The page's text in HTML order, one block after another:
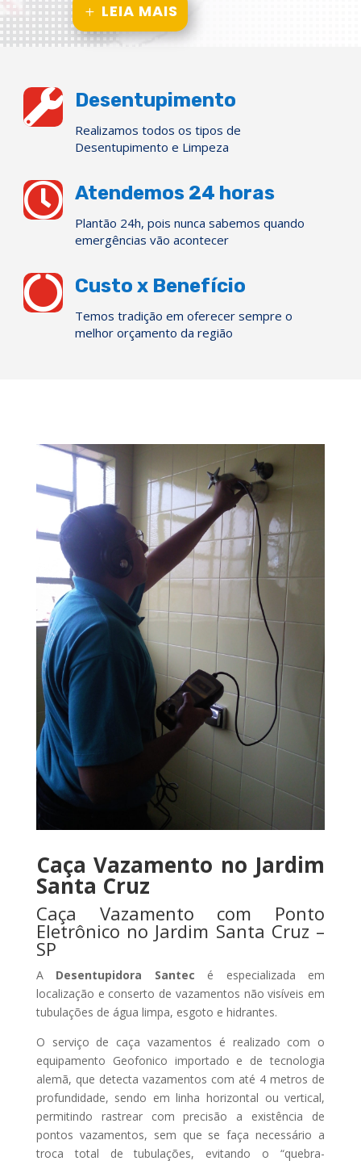
LEIA MAIS
 Desentupimento
Realizamos todos os tipos de
Desentupimento e Limpeza
 Atendemos 24 horas
Plantão 24h, pois nunca sabemos quando
emergências vão acontecer
 Custo x Benefício
Temos tradição em oferecer sempre o
melhor orçamento da região
Caça Vazamento no Jardim
Santa Cruz
Caça Vazamento com Ponto
Eletrônico no Jardim Santa Cruz –
SP
A Desentupidora Santec é especializada em
localização e conserto de vazamentos não visíveis em
tubulações de água limpa, esgoto e hidrantes.
O serviço de caça vazamentos é realizado com o
equipamento Geofonico importado e de tecnologia
alemã, que detecta vazamentos com até 4 metros de
profundidade, sendo em linha horizontal ou vertical,
permitindo rastrear com precisão a existência de
pontos vazamentos, sem que se faça necessário a
troca total de tubulações, evitando o “quebra-